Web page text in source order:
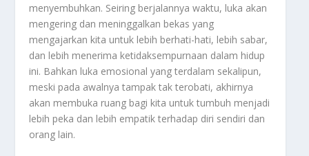
menyembuhkan. Seiring berjalannya waktu, luka akan
mengering dan meninggalkan bekas yang
mengajarkan kita untuk lebih berhati-hati, lebih sabar,
dan lebih menerima ketidaksempurnaan dalam hidup
ini. Bahkan luka emosional yang terdalam sekalipun,
meski pada awalnya tampak tak terobati, akhirnya
akan membuka ruang bagi kita untuk tumbuh menjadi
lebih peka dan lebih empatik terhadap diri sendiri dan
orang lain.